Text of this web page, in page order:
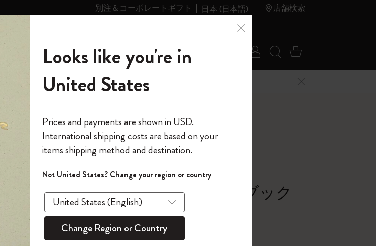
別注＆コーポレートギフト 日本 (日本語) 店舗検索
ックチャーム
ャーナル
ダイアリー
リー
ナー
プランナー
ンナー
ティング・システム
マートスマートとは
ビス
マート
レスキン
スキン
ル
グラス
クション
ギコレクション
in Wonderland」コレ
オブ・ザ・リング』コレク
ーン ノートブック
ギコレクション
of Impressionism コレクショ
リョ 限定版コレクション
パック
– made Collection
る方への贈り物
ョナルへの贈り物
への贈り物
トへの贈り物
る方への贈り物です
テーマ・ピンズ・コレク
つも胸に
× モレスキン
ティング・システム
トブック
アリー
イズサ
リ
リー
の世界
サブカテゴリ
ール
ログイン
モレスキンの世界へようこそ
*メールアドレス
*パスワード
このデバイスで情報を保存する
ログイン
検索 (キーワード
カート 0 アイ
以上のご購入で送料無料 メニューを閉じる
クラシック ノートブック
ソフトカバー, リーフブルー
¥ 3,960
モレスキンの世界へようこそ
今すぐ会員登録して、コード
「WELCOME10」を入力すると、初
回注文が10%オフ＋送料無料になり
ます。セール・アウトレット品は
適用外。
Looks like you're in
United States
Prices and payments are shown in USD.
International shipping costs are based on your
items shipping method and destination.
Not United States? Change your region or country
Change Region or Country